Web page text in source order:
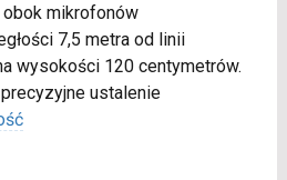
mikrofonów
7,5 metra od linii
wysokości 120 centymetrów.
ustalenie